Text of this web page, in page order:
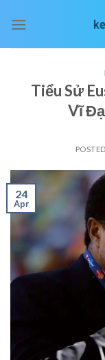
Tiểu Sử
Vĩ
24
Apr